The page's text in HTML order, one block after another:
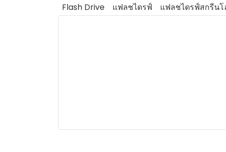
Flash Drive แฟลชไดรฟ์ แฟลชไดรฟ์สกรีนโ